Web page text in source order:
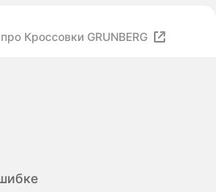
Кроссовки GRUNBERG